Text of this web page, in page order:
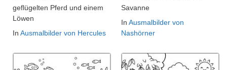
geflügelten Pferd und einem
Löwen
In Ausmalbilder von Hercules
Savanne
In Ausmalbilder von
Nashörner